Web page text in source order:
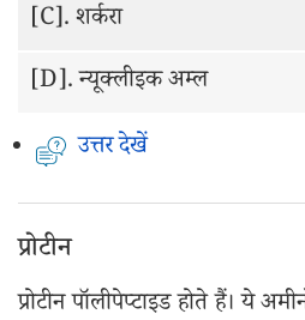
[C].शर्करा
[D].न्यूक्लीइक अम्ल
उत्तर देखें
प्रोटीन
प्रोटीन पॉलीपेप्टाइड होते हैं। ये